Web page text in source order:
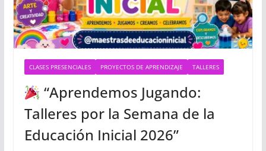
CLASES PRESENCIALES PROYECTOS DE APRENDIZAJE TALLERES
“Aprendemos Jugando:
Talleres por la Semana de la
Educación Inicial 2026”